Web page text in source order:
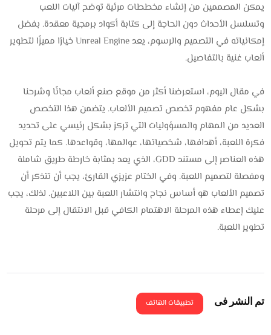
يمكن المصممين من إنشاء مخططات مرئية توضح آليات اللعب
وتسلسل الأحداث دون الحاجة إلى كتابة أكواد برمجية معقدة. بفضل
إمكانياته في التصميم والرسوم، يعد Unreal Engine خيارًا مميزًا لتطوير
ألعاب غنية بالتفاصيل.
في مقال اليوم، استعرضنا أكثر من موقع صنع ألعاب مجانًا وشرحنا
بشكل عام مفهوم تخصص تصميم الألعاب. يتضمن هذا التخصص
العديد من المهام والمسؤوليات التي تركز بشكل رئيسي على تحديد
فكرة اللعبة، أهدافها، شخصياتها، عوالمها، وقواعدها. كما يتم تحويل
هذه العناصر إلى مستند GDD، الذي يعد بمثابة خارطة طريق شاملة
ومفصلة لتصميم اللعبة. وفي الختام عزيزي القارئ، يجب أن تتذكر أن
تصميم الألعاب هو أساس نجاح وانتشار اللعبة بين اللاعبين. لذلك، يجب
عليك إعطاء هذه المرحلة الاهتمام الكافي قبل الانتقال إلى مرحلة
تطوير اللعبة.
تم النشر فى تطبيقات الهاتف